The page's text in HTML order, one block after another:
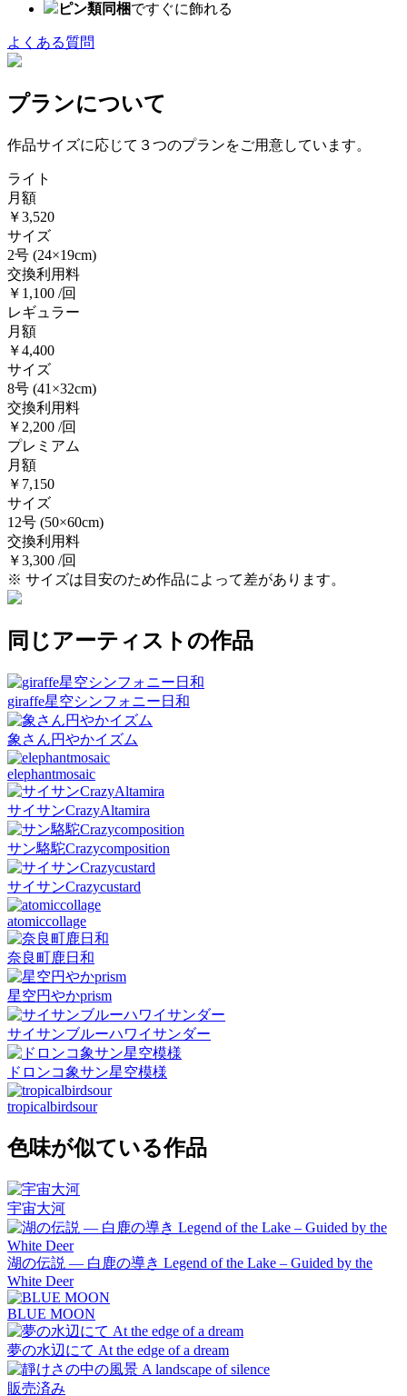
ピン類同梱ですぐに飾れる
よくある質問
プランについて
作品サイズに応じて３つのプランをご用意しています。
ライト
月額
￥3,520
サイズ
2号 (24×19cm)
交換利用料
￥1,100 /回
レギュラー
月額
￥4,400
サイズ
8号 (41×32cm)
交換利用料
￥2,200 /回
プレミアム
月額
￥7,150
サイズ
12号 (50×60cm)
交換利用料
￥3,300 /回
※ サイズは目安のため作品によって差があります。
同じアーティストの作品
giraffe星空シンフォニー日和
象さん円やかイズム
elephantmosaic
サイサンCrazyAltamira
サン駱駝Crazycomposition
サイサンCrazycustard
atomiccollage
奈良町鹿日和
星空円やかprism
サイサンブルーハワイサンダー
ドロンコ象サン星空模様
tropicalbirdsour
色味が似ている作品
宇宙大河
湖の伝説 ― 白鹿の導き Legend of the Lake – Guided by the
White Deer
BLUE MOON
夢の水辺にて At the edge of a dream
販売済み